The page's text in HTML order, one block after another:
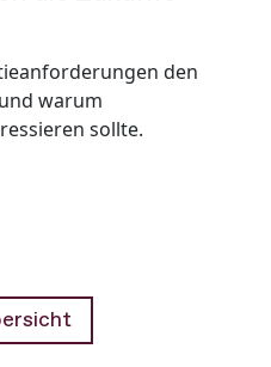
den
warum
sollte.